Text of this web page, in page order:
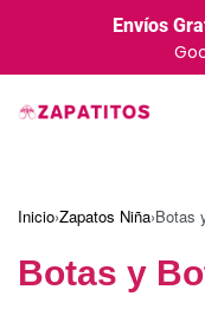
Envíos
Inicio›Zapatos Niña›Botas
Botas y